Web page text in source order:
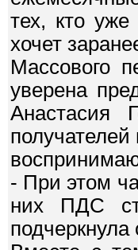
тех, кто
хочет
Массового
уверена
Анастасия
- При этом
них ПДС
подчеркнула